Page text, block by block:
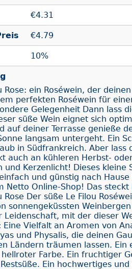
€4.31
€4.79
10%
Rose: ein Roséwein, der
perfekten Roséwein für
Gelegenheit Dann lass
süße Wein eignet sich
auf deiner Terrasse genieße
langsam untergeht. Ein
in Südfrankreich. Aber lass
auch an kühleren Herbst-
und Kerzenlicht! Dieses kleine
und günstig nach
Netto Online-Shop! Das
Rose Der süße Le Filou
sonnengeküssten
Leidenschaft, mit der dieser
Vielfalt an Aromen von
und Physalis, die deinen
Ländern träumen lassen. Ein
Farbe. Ein fruchtiger
Ein hochwertiges